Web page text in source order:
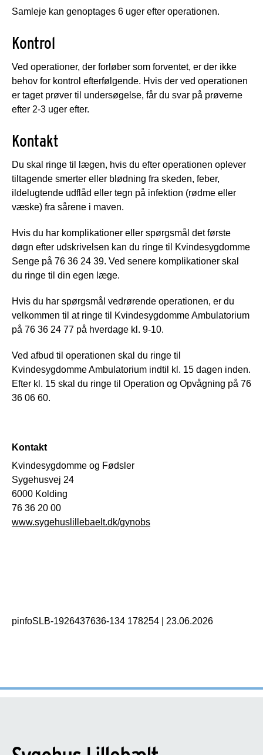
Samleje kan genoptages 6 uger efter operationen.
Kontrol
Ved operationer, der forløber som forventet, er der ikke
behov for kontrol efterfølgende. Hvis der ved operationen
er taget prøver til undersøgelse, får du svar på prøverne
efter 2-3 uger efter.
Kontakt
Du skal ringe til lægen, hvis du efter operationen oplever
tiltagende smerter eller blødning fra skeden, feber,
ildelugtende udflåd eller tegn på infektion (rødme eller
væske) fra sårene i maven.
Hvis du har komplikationer eller spørgsmål det første
døgn efter udskrivelsen kan du ringe til Kvindesygdomme
Senge på 76 36 24 39. Ved senere komplikationer skal
du ringe til din egen læge.
Hvis du har spørgsmål vedrørende operationen, er du
velkommen til at ringe til Kvindesygdomme Ambulatorium
på 76 36 24 77 på hverdage kl. 9-10.
Ved afbud til operationen skal du ringe til
Kvindesygdomme Ambulatorium indtil kl. 15 dagen inden.
Efter kl. 15 skal du ringe til Operation og Opvågning på 76
36 06 60.
Kontakt
Kvindesygdomme og Fødsler
Sygehusvej 24
6000 Kolding
76 36 20 00
www.sygehuslillebaelt.dk/gynobs
pinfoSLB-1926437636-134 178254 23.06.2026